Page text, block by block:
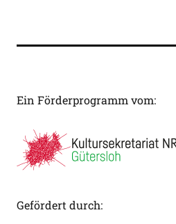
Ein Förderprogramm vom:
Gefördert durch: